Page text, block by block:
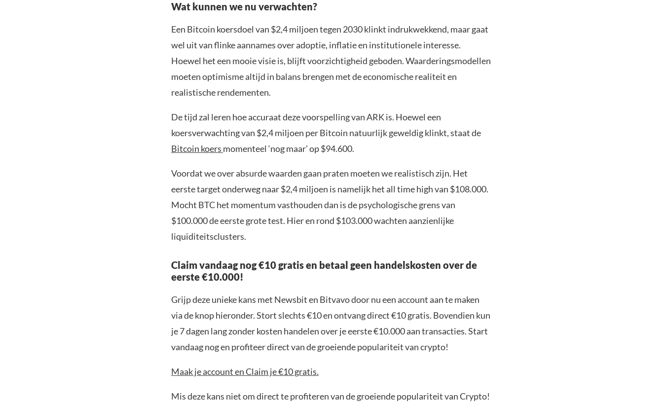
Wat kunnen we nu verwachten?
Een Bitcoin koersdoel van $2,4 miljoen tegen 2030 klinkt indrukwekkend, maar gaat
wel uit van flinke aannames over adoptie, inflatie en institutionele interesse.
Hoewel het een mooie visie is, blijft voorzichtigheid geboden. Waarderingsmodellen
moeten optimisme altijd in balans brengen met de economische realiteit en
realistische rendementen.
De tijd zal leren hoe accuraat deze voorspelling van ARK is. Hoewel een
koersverwachting van $2,4 miljoen per Bitcoin natuurlijk geweldig klinkt, staat de
Bitcoin koers momenteel ‘nog maar’ op $94.600.
Voordat we over absurde waarden gaan praten moeten we realistisch zijn. Het
eerste target onderweg naar $2,4 miljoen is namelijk het all time high van $108.000.
Mocht BTC het momentum vasthouden dan is de psychologische grens van
$100.000 de eerste grote test. Hier en rond $103.000 wachten aanzienlijke
liquiditeitsclusters.
Claim vandaag nog €10 gratis en betaal geen handelskosten over de
eerste €10.000!
Grijp deze unieke kans met Newsbit en Bitvavo door nu een account aan te maken
via de knop hieronder. Stort slechts €10 en ontvang direct €10 gratis. Bovendien kun
je 7 dagen lang zonder kosten handelen over je eerste €10.000 aan transacties. Start
vandaag nog en profiteer direct van de groeiende populariteit van crypto!
Maak je account en Claim je €10 gratis.
Mis deze kans niet om direct te profiteren van de groeiende populariteit van Crypto!